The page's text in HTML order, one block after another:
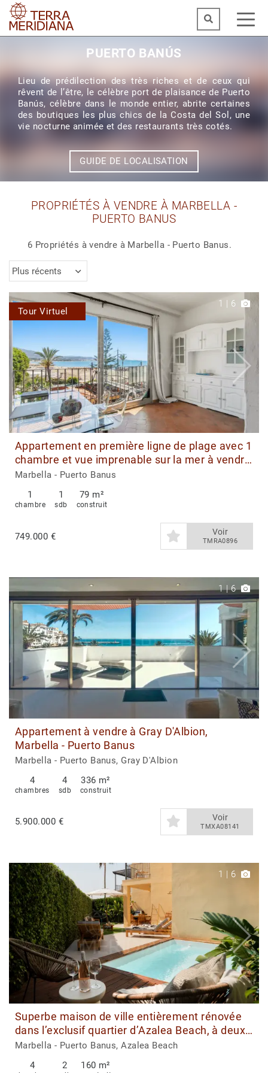
PUERTO BANÚS
Lieu de prédilection des très riches et de ceux qui
rêvent de l’être, le célèbre port de plaisance de Puerto
Banús, célèbre dans le monde entier, abrite certaines
des boutiques les plus chics de la Costa del Sol, une
vie nocturne animée et des restaurants très cotés.
GUIDE DE LOCALISATION
PROPRIÉTÉS À VENDRE À MARBELLA -
PUERTO BANUS
6 Propriétés à vendre à Marbella - Puerto Banus.
Plus récents
1 | 6
Tour Virtuel
Appartement en première ligne de plage avec 1
chambre et vue imprenable sur la mer à vendre
à Puerto Banús
Marbella - Puerto Banus
1
chambre
1
sdb
79 m²
construit
749.000 € Voir
TMRA0896
1|6
Appartement à vendre à Gray D'Albion,
Marbella - Puerto Banus
Marbella - Puerto Banus, Gray D'Albion
4
chambres
4
sdb
336 m²
construit
5.900.000 € Voir
TMXA08141
1 | 6
Superbe maison de ville entièrement rénovée
dans l’exclusif quartier d’Azalea Beach, à deux
pas de Puerto Banús
Marbella - Puerto Banus, Azalea Beach
4
2 160 m²